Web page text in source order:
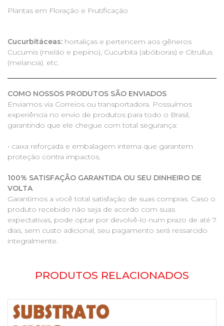
Plantas em Floração e Frutificação
Cucurbitáceas: hortaliças e pertencem aos gêneros
Cucumis (melão e pepino), Cucurbita (abóboras) e Citrullus
(melancia). etc.
COMO NOSSOS PRODUTOS SÃO ENVIADOS
Enviamos via Correios ou transportadora. Possuímos
experiência no envio de produtos para todo o Brasil,
garantindo que ele chegue com total segurança:
• caixa reforçada e embalagem interna que garantem
proteção contra impactos.
100% SATISFAÇÃO GARANTIDA OU SEU DINHEIRO DE
VOLTA
Garantimos a você total satisfação de suas compras. Caso o
produto recebido não seja de acordo com suas
expectativas, pode optar por devolvê-lo num prazo de até 7
dias, sem custo adicional, seu pagamento será ressarcido
integralmente.
PRODUTOS RELACIONADOS